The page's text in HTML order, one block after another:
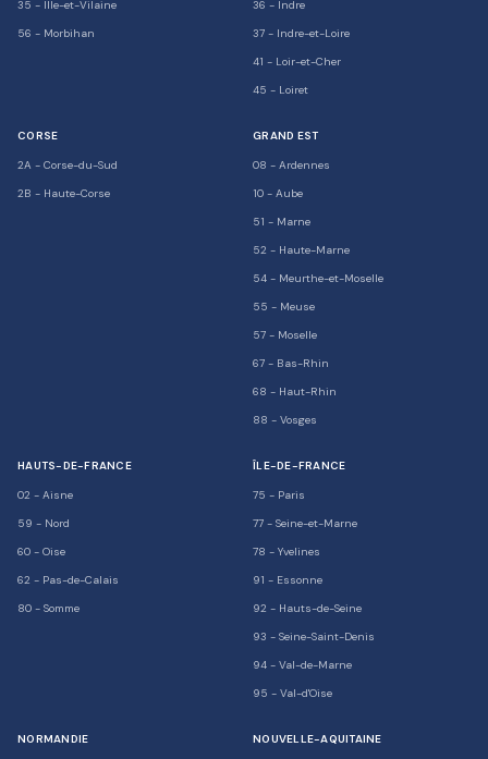
35 - Ille-et-Vilaine
56 - Morbihan
36 - Indre
37 - Indre-et-Loire
41 - Loir-et-Cher
45 - Loiret
CORSE
2A - Corse-du-Sud
2B - Haute-Corse
GRAND EST
08 - Ardennes
10 - Aube
51 - Marne
52 - Haute-Marne
54 - Meurthe-et-Moselle
55 - Meuse
57 - Moselle
67 - Bas-Rhin
68 - Haut-Rhin
88 - Vosges
HAUTS-DE-FRANCE
02 - Aisne
59 - Nord
60 - Oise
62 - Pas-de-Calais
80 - Somme
ÎLE-DE-FRANCE
75 - Paris
77 - Seine-et-Marne
78 - Yvelines
91 - Essonne
92 - Hauts-de-Seine
93 - Seine-Saint-Denis
94 - Val-de-Marne
95 - Val-d'Oise
NORMANDIE NOUVELLE-AQUITAINE